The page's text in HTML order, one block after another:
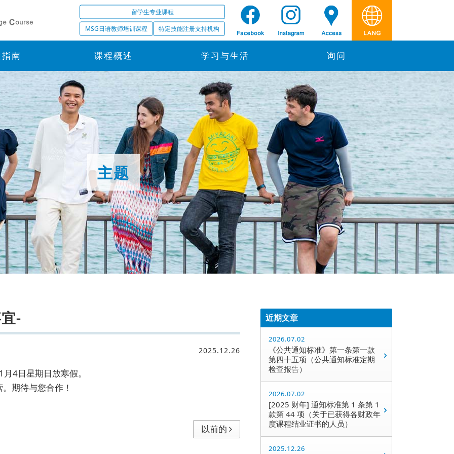
留学生专业课程
MSG日语教师培训课程
特定技能注册支持机构
南 课程概述 学习与生活 询问
主题
-
2025.12.26
4日星期日放寒假。
期待与您合作！
以前的
近期文章
2026.07.02
《公共通知标准》第一条第一款
第四十五项（公共通知标准定期
检查报告）
2026.07.02
[2025 财年] 通知标准第 1 条第 1
款第 44 项（关于已获得各财政年
度课程结业证书的人员）
2025.12.26